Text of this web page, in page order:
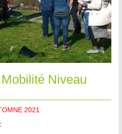
Niveau
2021